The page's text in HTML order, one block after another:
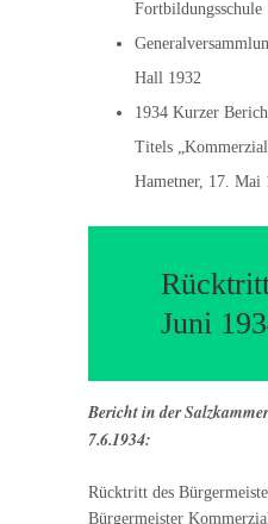
Fortbildungsschule
Hall 1932
1934 Kurzer
Titels
Hametner, 17. Mai
Juni
Bericht in der
7.6.1934:
Rücktritt des
Bürgermeister